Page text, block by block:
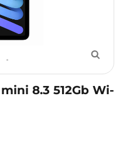
8.3 512Gb Wi-